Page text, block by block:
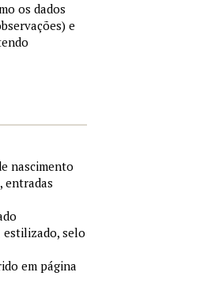
os dados
e
nascimento
entradas
selo
em página